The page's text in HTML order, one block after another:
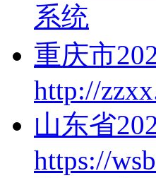
系统
重庆市
http://
山东省
https://